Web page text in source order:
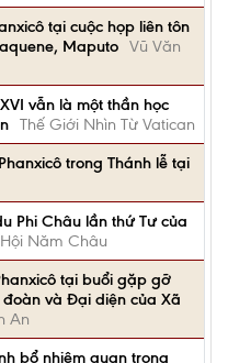
tại cuộc họp liên tôn
Maputo Vũ Văn
vẫn là một thần học
Thế Giới Nhìn Từ Vatican
trong Thánh lễ tại
Phi Châu lần thứ Tư của
Năm Châu
tại buổi gặp gỡ
và Đại diện của Xã
An
bổ nhiệm quan trọng